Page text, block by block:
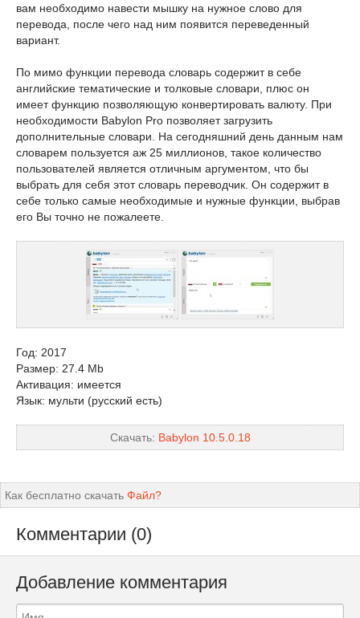
вам необходимо навести мышку на нужное слово для
перевода, после чего над ним появится переведенный
вариант.
По мимо функции перевода словарь содержит в себе
английские тематические и толковые словари, плюс он
имеет функцию позволяющую конвертировать валюту. При
необходимости Babylon Pro позволяет загрузить
дополнительные словари. На сегодняшний день данным нам
словарем пользуется аж 25 миллионов, такое количество
пользователей является отличным аргументом, что бы
выбрать для себя этот словарь переводчик. Он содержит в
себе только самые необходимые и нужные функции, выбрав
его Вы точно не пожалеете.
Год: 2017
Размер: 27.4 Mb
Активация: имеется
Язык: мульти (русский есть)
Скачать: Babylon 10.5.0.18
Как бесплатно скачать Файл?
Комментарии (0)
Добавление комментария